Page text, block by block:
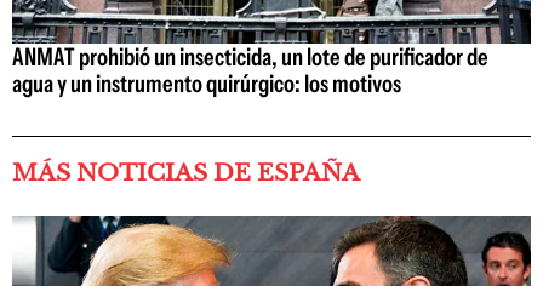
ANMAT prohibió un insecticida, un lote de purificador de
agua y un instrumento quirúrgico: los motivos
MÁS NOTICIAS DE ESPAÑA